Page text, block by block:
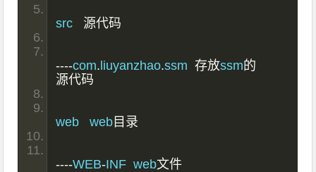
src 源代码
----com. liuyanzhao.ssm 存放ssm的
源代码
web   web 目录
----WEB-INF  web文件